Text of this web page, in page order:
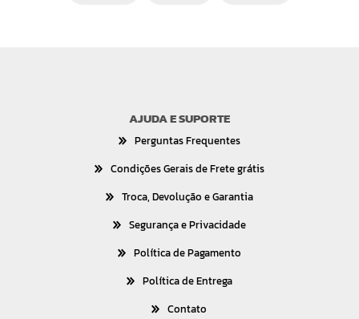
AJUDA E SUPORTE
Perguntas Frequentes
Condições Gerais de Frete grátis
Troca, Devolução e Garantia
Segurança e Privacidade
Política de Pagamento
Política de Entrega
Contato